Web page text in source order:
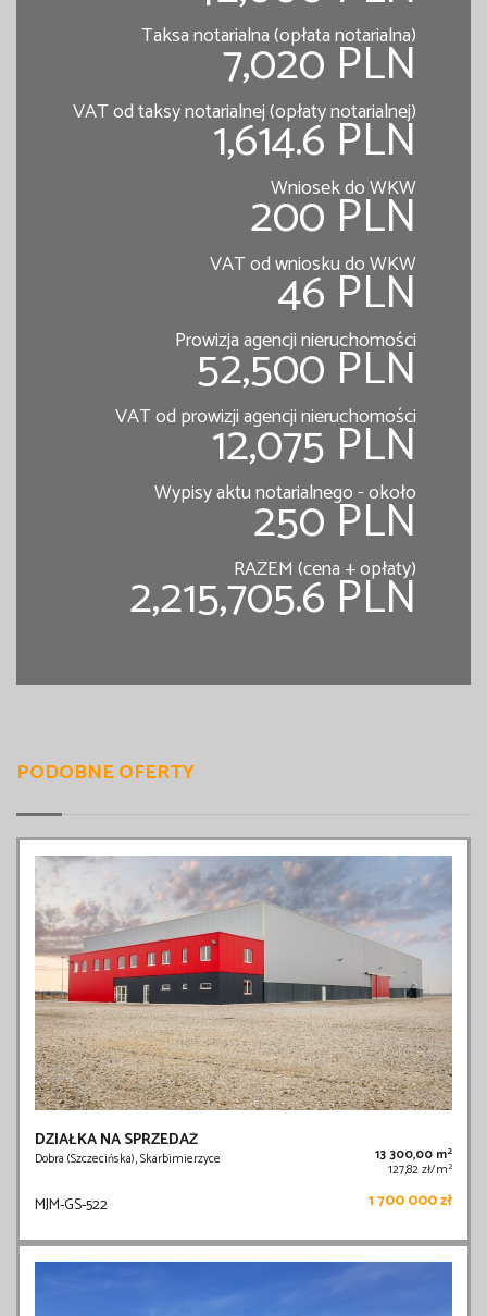
Taksa notarialna (opłata notarialna)
7,020 PLN
VAT od taksy notarialnej (opłaty notarialnej)
1,614.6 PLN
Wniosek do WKW
200 PLN
VAT od wniosku do WKW
46 PLN
Prowizja agencji nieruchomości
52,500 PLN
VAT od prowizji agencji nieruchomości
12,075 PLN
Wypisy aktu notarialnego - około
250 PLN
RAZEM (cena + opłaty)
2,215,705.6 PLN
PODOBNE OFERTY
DZIAŁKA NA SPRZEDAŻ
Dobra (Szczecińska), Skarbimierzyce 13 300,00 m2
127,82 zł/m2
MJM-GS-522 1 700 000 zł